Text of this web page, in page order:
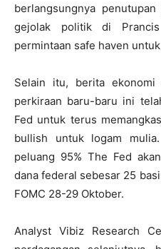
berlangsungnya
gejolak politik di
permintaan safe haven
Selain itu, berita
perkiraan baru-baru ini
Fed untuk terus
bullish untuk logam
peluang 95% The Fed
dana federal sebesar 25
FOMC 28-29 Oktober.
Analyst Vibiz Research